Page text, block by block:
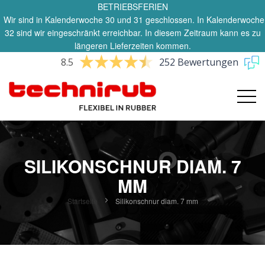
BETRIEBSFERIEN
Wir sind in Kalenderwoche 30 und 31 geschlossen. In Kalenderwoche
32 sind wir eingeschränkt erreichbar. In diesem Zeitraum kann es zu
längeren Lieferzeiten kommen.
8.5 252 Bewertungen
SILIKONSCHNUR DIAM. 7
MM
Startseite Silikonschnur diam. 7 mm